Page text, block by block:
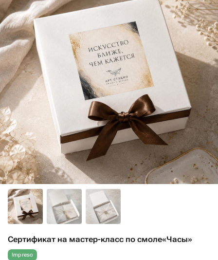
Сертификат на мастер-класс по смоле«Часы»
Impreso